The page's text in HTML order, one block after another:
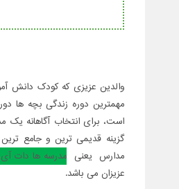
والدین عزیزی که کودک دانش
مهمترین دوره زندگی بچه ها
است، برای انتخاب آگاهانه یک
گزینه قدیمی ترین و جامع
مدارس یعنی مدرسه ها دات
عزیزان می باشد.